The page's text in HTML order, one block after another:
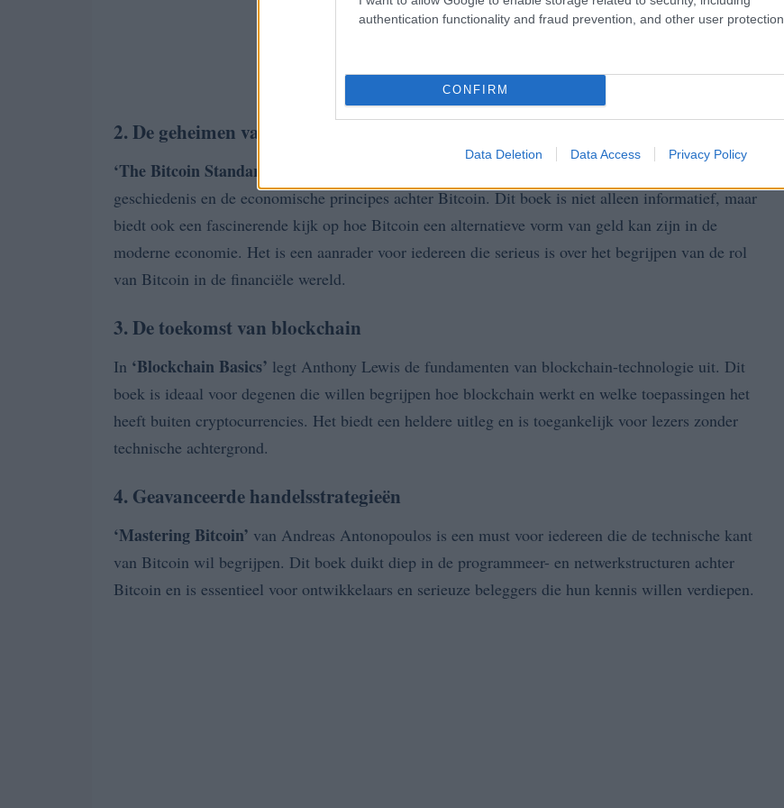
authentication functionality and fraud prevention, and other user protection.
CONFIRM
Data Deletion Data Access Privacy Policy
2. De geheimen van Bitcoin
‘The Bitcoin Standard’
geschiedenis en de economische principes achter Bitcoin. Dit boek is niet alleen informatief, maar
biedt ook een fascinerende kijk op hoe Bitcoin een alternatieve vorm van geld kan zijn in de
moderne economie. Het is een aanrader voor iedereen die serieus is over het begrijpen van de rol
van Bitcoin in de financiële wereld.
3. De toekomst van blockchain
In ‘Blockchain Basics’ legt Anthony Lewis de fundamenten van blockchain-technologie uit. Dit
boek is ideaal voor degenen die willen begrijpen hoe blockchain werkt en welke toepassingen het
heeft buiten cryptocurrencies. Het biedt een heldere uitleg en is toegankelijk voor lezers zonder
technische achtergrond.
4. Geavanceerde handelsstrategieën
‘Mastering Bitcoin’ van Andreas Antonopoulos is een must voor iedereen die de technische kant
van Bitcoin wil begrijpen. Dit boek duikt diep in de programmeer- en netwerkstructuren achter
Bitcoin en is essentieel voor ontwikkelaars en serieuze beleggers die hun kennis willen verdiepen.